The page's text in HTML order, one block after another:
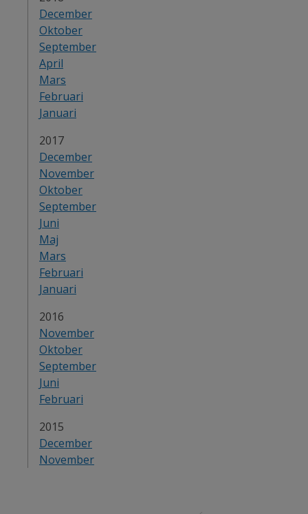
December
Oktober
September
April
Mars
Februari
Januari
År:
2017
December
November
Oktober
September
Juni
Maj
Mars
Februari
Januari
År:
2016
November
Oktober
September
Juni
Februari
År:
2015
December
November